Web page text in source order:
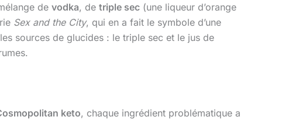
de vodka, de triple sec (une liqueur d’orange
Sex and the City, qui en a fait le symbole d’une
sources de glucides : le triple sec et le jus de
keto, chaque ingrédient problématique a